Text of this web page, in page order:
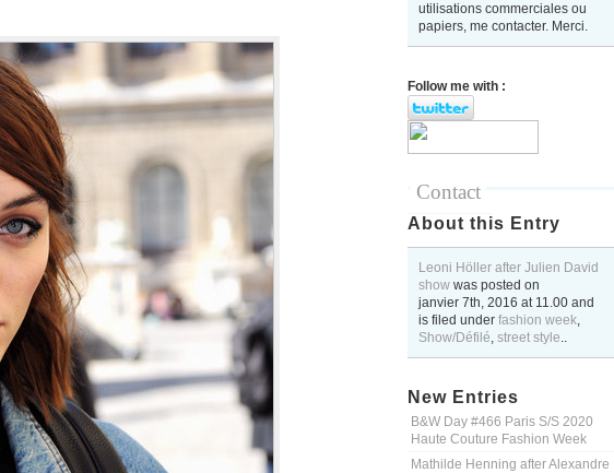
utilisations commerciales ou
papiers, me contacter. Merci.
Follow me with :
Contact
About this Entry
Leoni Höller after Julien David
show was posted on
janvier 7th, 2016 at 11.00 and
is filed under fashion week,
Show/Défilé, street style..
New Entries
B&W Day #466 Paris S/S 2020
Haute Couture Fashion Week
Mathilde Henning after Alexandre